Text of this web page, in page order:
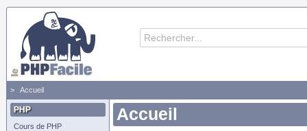
Accueil
PHP
Cours de PHP
Accueil